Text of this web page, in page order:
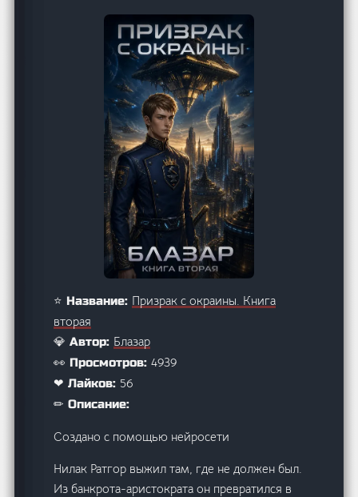
⭐ Название: Призрак с окраины. Книга
вторая
💎 Автор: Блазар
👀 Просмотров:4939
❤ Лайков: 56
✏ Описание:
Создано с помощью нейросети
Нилак Ратгор выжил там, где не должен был.
Из банкрота-аристократа он превратился в